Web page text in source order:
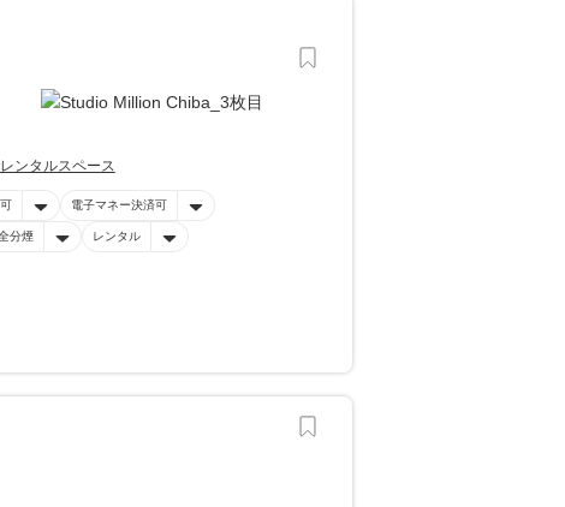
ンタルスペース
電子マネー決済可
分煙 レンタル